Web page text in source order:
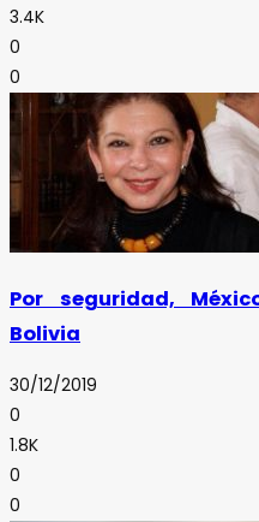
3.4K
0
0
Por seguridad,
Bolivia
30/12/2019
0
1.8K
0
0